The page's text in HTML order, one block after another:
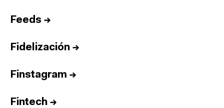
Feeds →
Fidelización →
Finstagram →
Fintech →